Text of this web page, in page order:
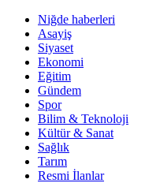
Niğde haberleri
Asayiş
Siyaset
Ekonomi
Eğitim
Gündem
Spor
Bilim & Teknoloji
Kültür & Sanat
Sağlık
Tarım
Resmi İlanlar